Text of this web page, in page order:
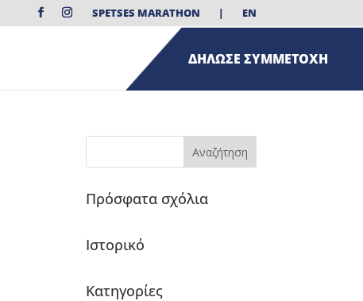
SPETSES MARATHON | EN
ΔΗΛΩΣΕ ΣΥΜΜΕΤΟΧΗ
Πρόσφατα σχόλια
Ιστορικό
Kατηγορίες